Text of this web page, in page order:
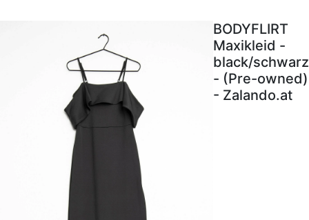
BODYFLIRT
Maxikleid -
black/schwarz
- (Pre-owned)
- Zalando.at